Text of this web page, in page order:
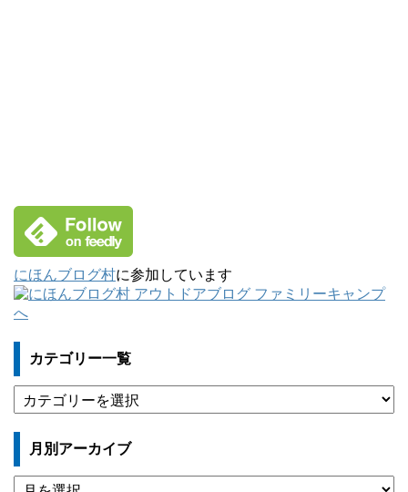
にほんブログ村に参加しています
カテゴリー一覧
テ
ゴ
ー
一
月別アーカイブ
月